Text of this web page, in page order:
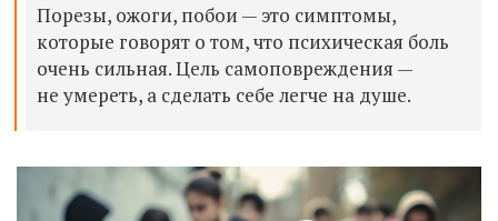
Порезы, ожоги, побои — это симптомы,
которые говорят о том, что психическая боль
очень сильная. Цель самоповреждения —
не умереть, а сделать себе легче на душе.